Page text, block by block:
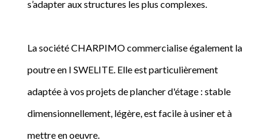
s’adapter aux structures les plus complexes.
La société CHARPIMO commercialise également la
poutre en I SWELITE. Elle est particulièrement
adaptée à vos projets de plancher d'étage : stable
dimensionnellement, légère, est facile à usiner et à
mettre en oeuvre.